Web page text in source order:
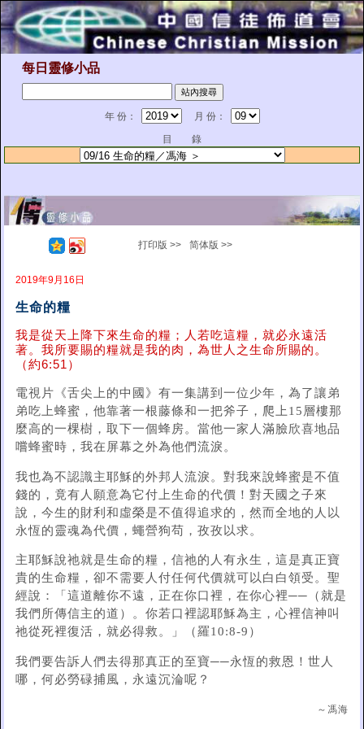
每日靈修小品
年 份：
月 份：
目 錄
打印版 >> 简体版 >>
2019年9月16日
生命的糧
我是從天上降下來生命的糧；人若吃這糧，就必永遠活
著。我所要賜的糧就是我的肉，為世人之生命所賜的。
（約6:51）
電視片《舌尖上的中國》有一集講到一位少年，為了讓弟
弟吃上蜂蜜，他靠著一根藤條和一把斧子，爬上15層樓那
麼高的一棵樹，取下一個蜂房。當他一家人滿臉欣喜地品
嚐蜂蜜時，我在屏幕之外為他們流淚。
我也為不認識主耶穌的外邦人流淚。對我來說蜂蜜是不值
錢的，竟有人願意為它付上生命的代價！對天國之子來
說，今生的財利和虛榮是不值得追求的，然而全地的人以
永恆的靈魂為代價，蠅營狗苟，孜孜以求。
主耶穌說祂就是生命的糧，信祂的人有永生，這是真正寶
貴的生命糧，卻不需要人付任何代價就可以白白領受。聖
經說：「這道離你不遠，正在你口裡，在你心裡──（就是
我們所傳信主的道）。你若口裡認耶穌為主，心裡信神叫
祂從死裡復活，就必得救。」（羅10:8-9）
我們要告訴人們去得那真正的至寶──永恆的救恩！世人
哪，何必勞碌捕風，永遠沉淪呢？
～馮海